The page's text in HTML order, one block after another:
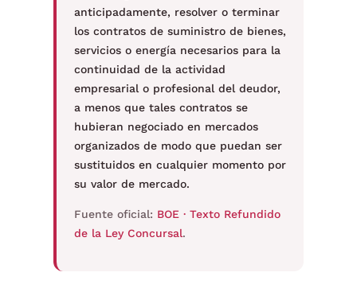
anticipadamente, resolver o terminar
los contratos de suministro de bienes,
servicios o energía necesarios para la
continuidad de la actividad
empresarial o profesional del deudor,
a menos que tales contratos se
hubieran negociado en mercados
organizados de modo que puedan ser
sustituidos en cualquier momento por
su valor de mercado.
Fuente oficial: BOE · Texto Refundido
de la Ley Concursal.